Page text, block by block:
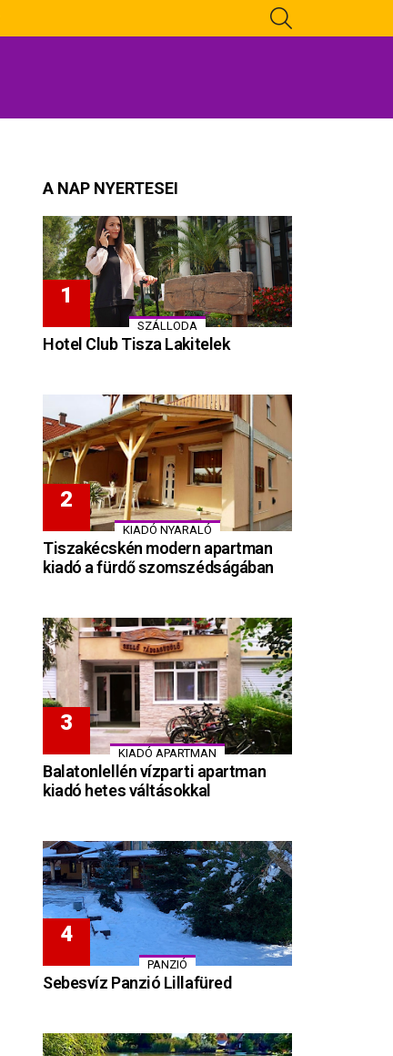
A NAP NYERTESEI
SZÁLLODA
Hotel Club Tisza Lakitelek
KIADÓ NYARALÓ
Tiszakécskén modern apartman
kiadó a fürdő szomszédságában
KIADÓ APARTMAN
Balatonlellén vízparti apartman
kiadó hetes váltásokkal
PANZIÓ
Sebesvíz Panzió Lillafüred